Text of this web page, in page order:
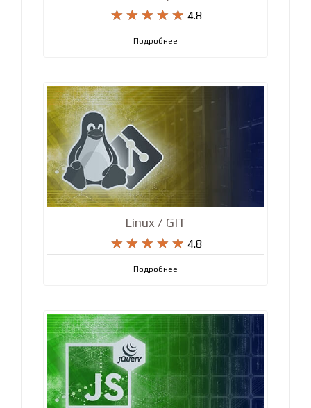
    
     4.8
Подробнее
Linux / GIT
    
     4.8
Подробнее